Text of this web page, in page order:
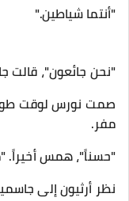
"أنتما شياطين."
"نحن جائعون"، قالت
صمت نورس لوقت
مفر.
"حسناً"، همس أخيراً.
نظر أرثيون إلى